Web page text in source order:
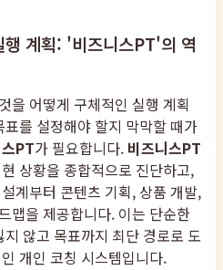
행 계획: '비즈니스PT'의 역
을 어떻게 구체적인 실행 계획
를 설정해야 할지 막막할 때가
PT가 필요합니다. 비즈니스PT
상황을 종합적으로 진단하고,
계부터 콘텐츠 기획, 상품 개발,
맵을 제공합니다. 이는 단순한
않고 목표까지 최단 경로로 도
개인 코칭 시스템입니다.